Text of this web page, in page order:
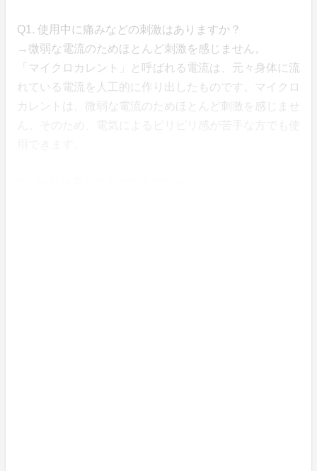
Q1. 使用中に痛みなどの刺激はありますか？
→微弱な電流のためほとんど刺激を感じません。
「マイクロカレント」と呼ばれる電流は、元々身体に流
れている電流を人工的に作り出したものです。マイクロ
カレントは、微弱な電流のためほとんど刺激を感じませ